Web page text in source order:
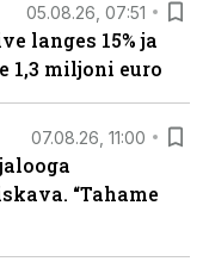
05.08.26, 07:51
langes 15% ja
1,3 miljoni euro
07.08.26, 11:00
“Tahame